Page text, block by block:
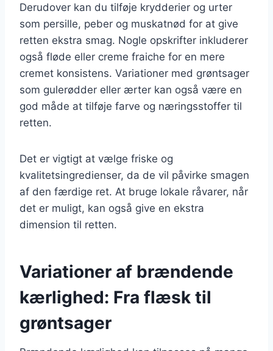
Derudover kan du tilføje krydderier og urter
som persille, peber og muskatnød for at give
retten ekstra smag. Nogle opskrifter inkluderer
også fløde eller creme fraiche for en mere
cremet konsistens. Variationer med grøntsager
som gulerødder eller ærter kan også være en
god måde at tilføje farve og næringsstoffer til
retten.
Det er vigtigt at vælge friske og
kvalitetsingredienser, da de vil påvirke smagen
af den færdige ret. At bruge lokale råvarer, når
det er muligt, kan også give en ekstra
dimension til retten.
Variationer af brændende
kærlighed: Fra flæsk til
grøntsager